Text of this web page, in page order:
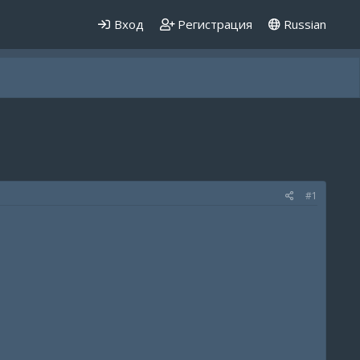
Вход Регистрация Russian
#1